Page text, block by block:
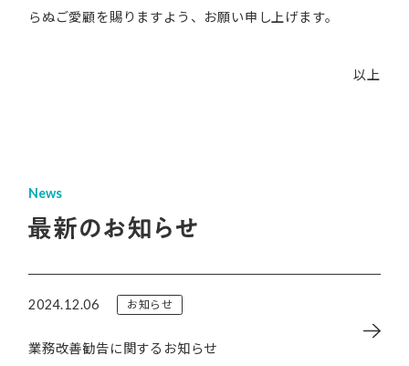
らぬご愛顧を賜りますよう、お願い申し上げます。
以上
News
2024.12.06 お知らせ
業務改善勧告に関するお知らせ